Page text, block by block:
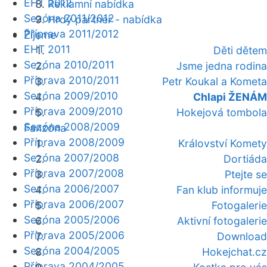
Reklamní nabídka
Hrdý partner - nabídka
Žijeme
Děti dětem
Jsme jedna rodina
Petr Koukal a Kometa
Chlapi ŽENÁM
Hokejová tombola
Fanzóna
Království Komety
Dortiáda
Ptejte se
Fan klub informuje
Fotogalerie
Aktivní fotogalerie
Download
Hokejchat.cz
EHT 2012
Sezóna 2011/2012
Příprava 2011/2012
EHT 2011
Sezóna 2010/2011
Příprava 2010/2011
Sezóna 2009/2010
Příprava 2009/2010
Sezóna 2008/2009
Příprava 2008/2009
Sezóna 2007/2008
Příprava 2007/2008
Sezóna 2006/2007
Příprava 2006/2007
Sezóna 2005/2006
Příprava 2005/2006
Sezóna 2004/2005